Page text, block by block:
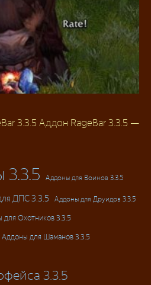
3.3.5 Аддон RageBar 3.3.5 —
Аддоны для Воинов 3.3.5
ДПС 3.3.5 Аддоны для Друидов 3.3.5
для Охотников 3.3.5
Аддоны для Шаманов 3.3.5
3.3.5